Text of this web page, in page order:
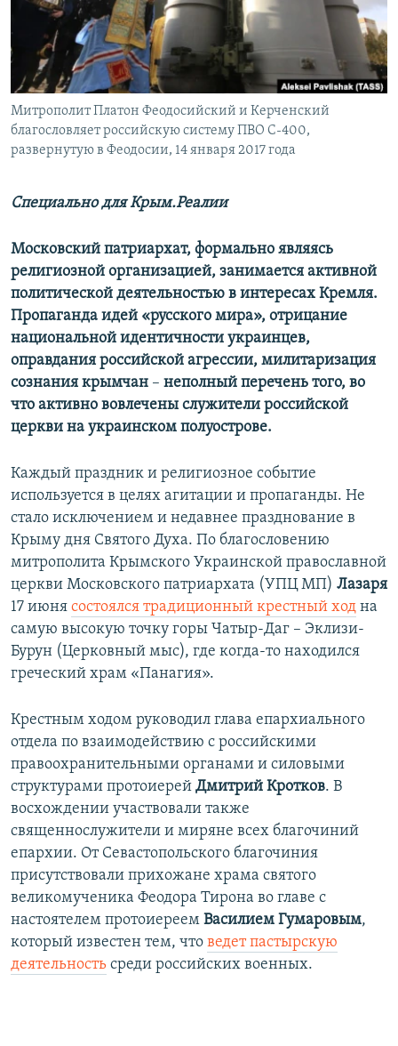
ПОБЕДИТЕЛЕЙ НЕ СУДЯТ?
КРЫМ.НЕПОКОРЕННЫЙ
ELIFBE
УКРАИНСКАЯ ПРОБЛЕМА КРЫМА
ПРИСОЕДИНЯЙТЕСЬ!
Все сайты RFE/RL
Митрополит Платон Феодосийский и Керченский
благословляет российскую систему ПВО С-400,
развернутую в Феодосии, 14 января 2017 года
Специально для Крым.Реалии
Московский патриархат, формально являясь
религиозной организацией, занимается активной
политической деятельностью в интересах Кремля.
Пропаганда идей «русского мира», отрицание
национальной идентичности украинцев,
оправдания российской агрессии, милитаризация
сознания крымчан – неполный перечень того, во
что активно вовлечены служители российской
церкви на украинском полуострове.
Каждый праздник и религиозное событие
используется в целях агитации и пропаганды. Не
стало исключением и недавнее празднование в
Крыму дня Святого Духа. По благословению
митрополита Крымского Украинской православной
церкви Московского патриархата (УПЦ МП) Лазаря
17 июня состоялся традиционный крестный ход на
самую высокую точку горы Чатыр-Даг – Эклизи-
Бурун (Церковный мыс), где когда-то находился
греческий храм «Панагия».
Крестным ходом руководил глава епархиального
отдела по взаимодействию с российскими
правоохранительными органами и силовыми
структурами протоиерей Дмитрий Кротков. В
восхождении участвовали также
священнослужители и миряне всех благочиний
епархии. От Севастопольского благочиния
присутствовали прихожане храма святого
великомученика Феодора Тирона во главе с
настоятелем протоиереем Василием Гумаровым,
который известен тем, что ведет пастырскую
деятельность среди российских военных.